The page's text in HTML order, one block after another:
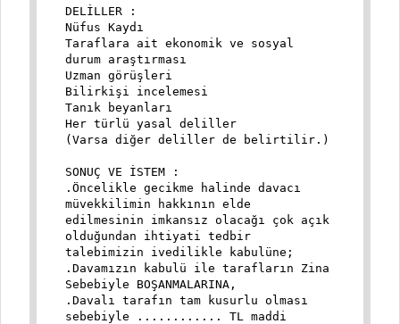
DELİLLER :
Nüfus Kaydı
Taraflara ait ekonomik ve sosyal
durum araştırması
Uzman görüşleri
Bilirkişi incelemesi
Tanık beyanları
Her türlü yasal deliller
(Varsa diğer deliller de belirtilir.)
SONUÇ VE İSTEM :
.Öncelikle gecikme halinde davacı
müvekkilimin hakkının elde
edilmesinin imkansız olacağı çok açık
olduğundan ihtiyati tedbir
talebimizin ivedilikle kabulüne;
.Davamızın kabulü ile tarafların Zina
Sebebiyle BOŞANMALARINA,
.Davalı tarafın tam kusurlu olması
sebebiyle ............ TL maddi